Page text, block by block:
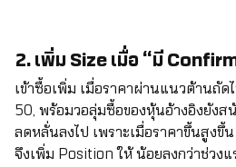
2. เพิ่ม Size เมื่อ “มี
เข้าซื้อเพิ่ม เมื่อราคาผ่านแนวต้านถัด
50, พร้อมวอลุ่มซื้อของหุ้นอ้างอิงยัง
ลดหลั่นลงไป เพราะเมื่อราคาขึ้นสูงขึ้
จึงเพิ่ม Position ให้ น้อยลงกว่าช่วงแ